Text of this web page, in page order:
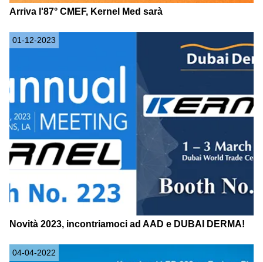
Arriva l'87° CMEF, Kernel Med sarà
01-12-2023
Novità 2023, incontriamoci ad AAD e DUBAI DERMA!
04-04-2022